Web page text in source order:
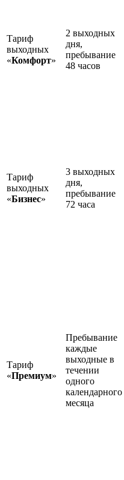
Тариф
выходных
«Комфорт»
2 выходных
дня,
пребывание
48 часов
Тариф
выходных
«Бизнес»
3 выходных
дня,
пребывание
72 часа
Тариф
«Премиум»
Пребывание
каждые
выходные в
течении
одного
календарного
месяца